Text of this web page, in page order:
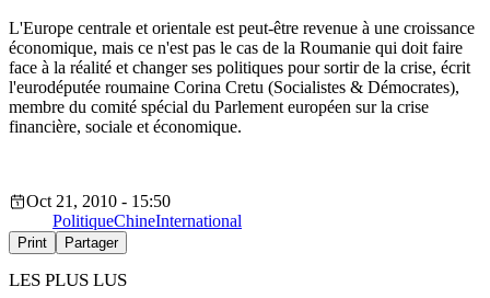
L'Europe centrale et orientale est peut-être revenue à une croissance
économique, mais ce n'est pas le cas de la Roumanie qui doit faire
face à la réalité et changer ses politiques pour sortir de la crise, écrit
l'eurodéputée roumaine Corina Cretu (Socialistes & Démocrates),
membre du comité spécial du Parlement européen sur la crise
financière, sociale et économique.
Oct 21, 2010 - 15:50
PolitiqueChineInternational
Print Partager
LES PLUS LUS